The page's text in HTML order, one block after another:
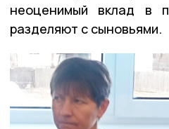
неоценимый вклад в
разделяют с сыновьями.